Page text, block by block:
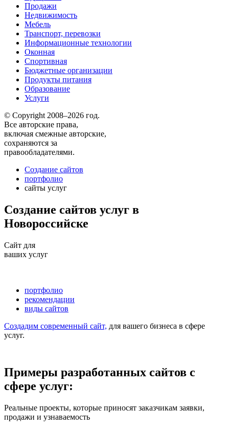
Продажи
Недвижимость
Мебель
Транспорт, перевозки
Информационные технологии
Оконная
Спортивная
Бюджетные организации
Продукты питания
Образование
Услуги
© Copyright 2008–2026 год.
Все авторские права,
включая смежные авторские,
сохраняются за
правообладателями.
Создание сайтов
портфолио
сайты услуг
Создание сайтов услуг в
Новороссийске
Сайт для
ваших услуг
портфолио
рекомендации
виды сайтов
Создадим современный сайт, для вашего бизнеса в сфере
услуг.
Примеры разработанных сайтов с
сфере услуг:
Реальные проекты, которые приносят заказчикам заявки,
продажи и узнаваемость